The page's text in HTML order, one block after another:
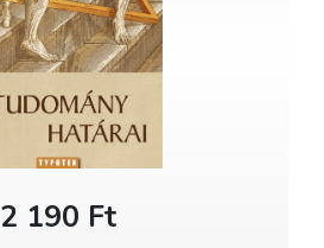
2 190 Ft